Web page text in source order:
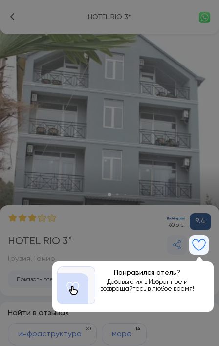
HOTEL RIO 3*
60 отз. 9.4
HOTEL RIO 3*
Понравился отель?
Добавьте их в Избранное и
возвращайтесь в любое время!
Грузия, Гонио
Показать отель на карте
Найти в отзывах
инфраструктура
20
море
14